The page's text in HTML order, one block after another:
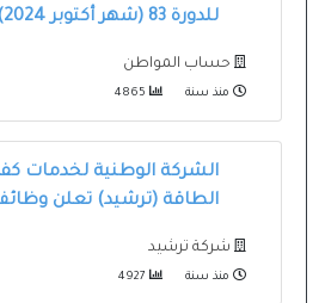
للدورة 83 (شهر أكتوبر 2024)
حساب المواطن
منذ سنة
الشركة الوطنية لخدمات
الطاقة (ترشيد) تعلن
شركة ترشيد
منذ سنة